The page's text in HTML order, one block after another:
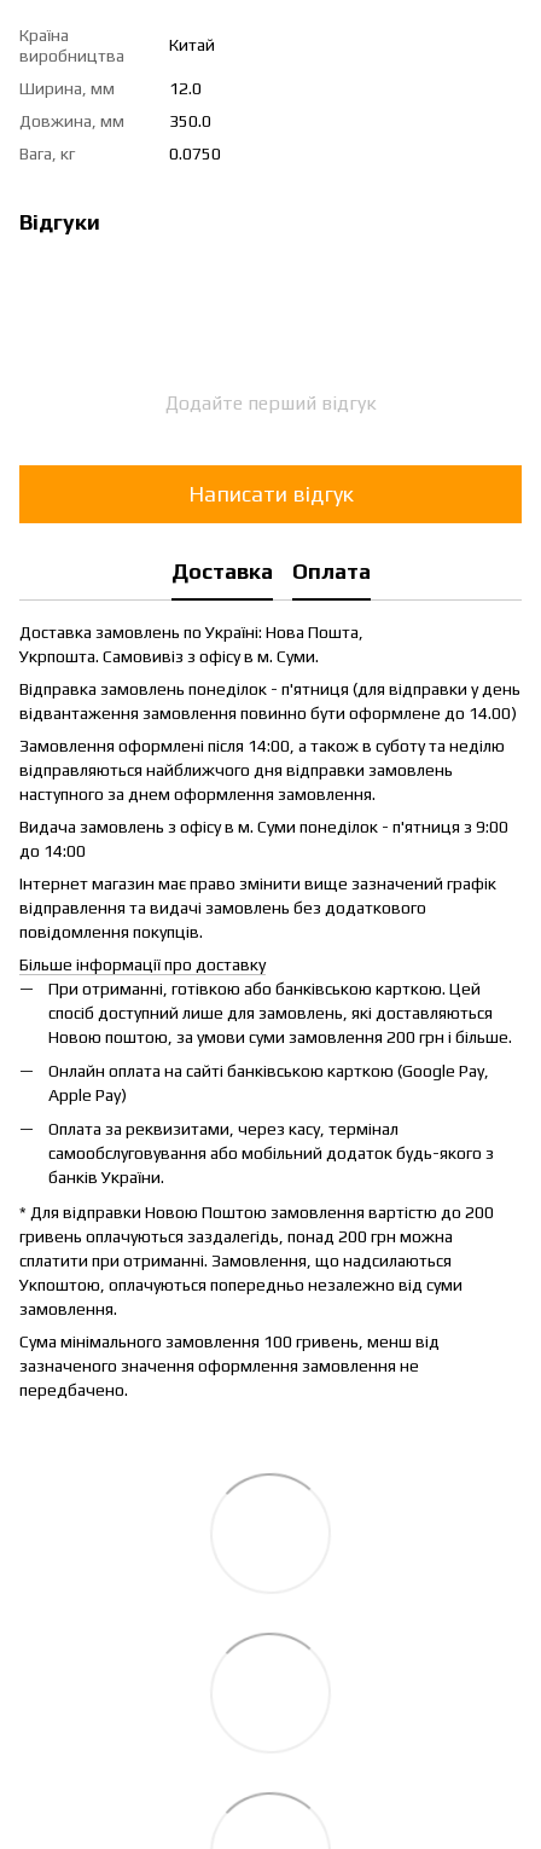
Країна
виробництва
Китай
Ширина, мм
12.0
Довжина, мм
350.0
Вага, кг
0.0750
Відгуки
Додайте перший відгук
Написати відгук
Доставка Оплата
Доставка замовлень по Україні: Нова Пошта,
Укрпошта. Самовивіз з офісу в м. Суми.
Відправка замовлень понеділок - п'ятниця (для відправки у день
відвантаження замовлення повинно бути оформлене до 14.00)
Замовлення оформлені після 14:00, а також в суботу та неділю
відправляються найближчого дня відправки замовлень
наступного за днем оформлення замовлення.
Видача замовлень з офісу в м. Суми понеділок - п'ятниця з 9:00
до 14:00
Інтернет магазин має право змінити вище зазначений графік
відправлення та видачі замовлень без додаткового
повідомлення покупців.
Більше інформації про доставку
При отриманні, готівкою або банківською карткою. Цей
спосіб доступний лише для замовлень, які доставляються
Новою поштою, за умови суми замовлення 200 грн і більше.
Онлайн оплата на сайті банківською карткою (Google Pay,
Apple Pay)
Оплата за реквизитами, через касу, термінал
самообслуговування або мобільний додаток будь-якого з
банків України.
* Для відправки Новою Поштою замовлення вартістю до 200
гривень оплачуються заздалегідь, понад 200 грн можна
сплатити при отриманні. Замовлення, що надсилаються
Укпоштою, оплачуються попередньо незалежно від суми
замовлення.
Сума мінімального замовлення 100 гривень, менш від
зазначеного значення оформлення замовлення не
передбачено.